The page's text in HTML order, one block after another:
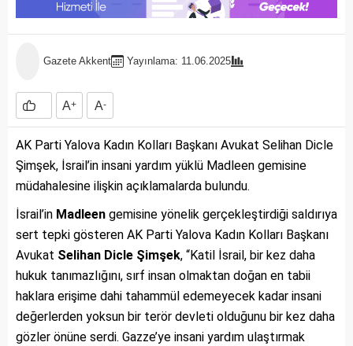
Gazete Akkent Yayınlama: 11.06.2025
A+ A-
AK Parti Yalova Kadın Kolları Başkanı Avukat Selihan Dicle
Şimşek, İsrail’in insani yardım yüklü Madleen gemisine
müdahalesine ilişkin açıklamalarda bulundu.
İsrail’in Madleen gemisine yönelik gerçekleştirdiği saldırıya
sert tepki gösteren AK Parti Yalova Kadın Kolları Başkanı
Avukat Selihan Dicle Şimşek, “Katil İsrail, bir kez daha
hukuk tanımazlığını, sırf insan olmaktan doğan en tabii
haklara erişime dahi tahammül edemeyecek kadar insani
değerlerden yoksun bir terör devleti olduğunu bir kez daha
gözler önüne serdi. Gazze’ye insani yardım ulaştırmak